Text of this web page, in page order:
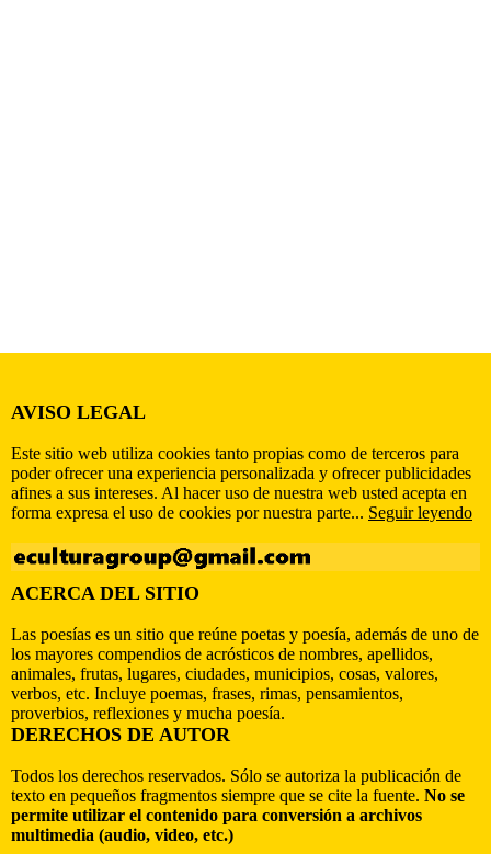
AVISO LEGAL
Este sitio web utiliza cookies tanto propias como de terceros para
poder ofrecer una experiencia personalizada y ofrecer publicidades
afines a sus intereses. Al hacer uso de nuestra web usted acepta en
forma expresa el uso de cookies por nuestra parte... Seguir leyendo
ACERCA DEL SITIO
Las poesías es un sitio que reúne poetas y poesía, además de uno de
los mayores compendios de acrósticos de nombres, apellidos,
animales, frutas, lugares, ciudades, municipios, cosas, valores,
verbos, etc. Incluye poemas, frases, rimas, pensamientos,
proverbios, reflexiones y mucha poesía.
DERECHOS DE AUTOR
Todos los derechos reservados. Sólo se autoriza la publicación de
texto en pequeños fragmentos siempre que se cite la fuente. No se
permite utilizar el contenido para conversión a archivos
multimedia (audio, video, etc.)